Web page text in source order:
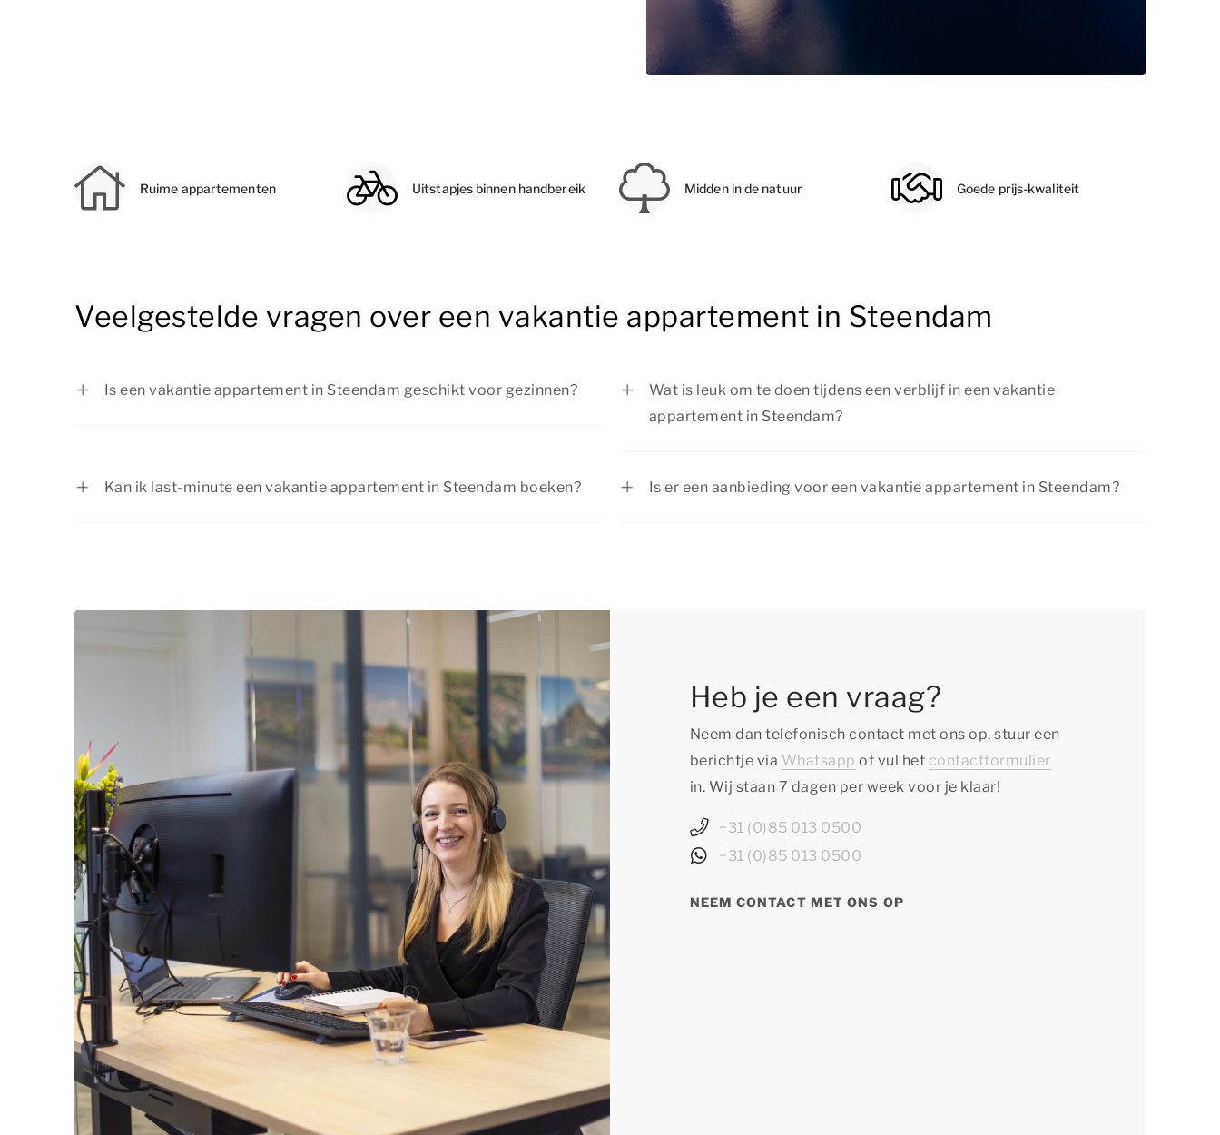
Ruime appartementen Uitstapjes binnen handbereik Midden in de natuur Goede prijs-kwaliteit
Veelgestelde vragen over een vakantie appartement in Steendam
Is een vakantie appartement in Steendam geschikt voor gezinnen?
Wat is leuk om te doen tijdens een verblijf in een vakantie
appartement in Steendam?
Kan ik last-minute een vakantie appartement in Steendam boeken?
Is er een aanbieding voor een vakantie appartement in Steendam?
Heb je een vraag?
Neem dan telefonisch contact met ons op, stuur een
berichtje via Whatsapp of vul het contactformulier
in. Wij staan 7 dagen per week voor je klaar!
+31 (0)85 013 0500
+31 (0)85 013 0500
NEEM CONTACT MET ONS OP